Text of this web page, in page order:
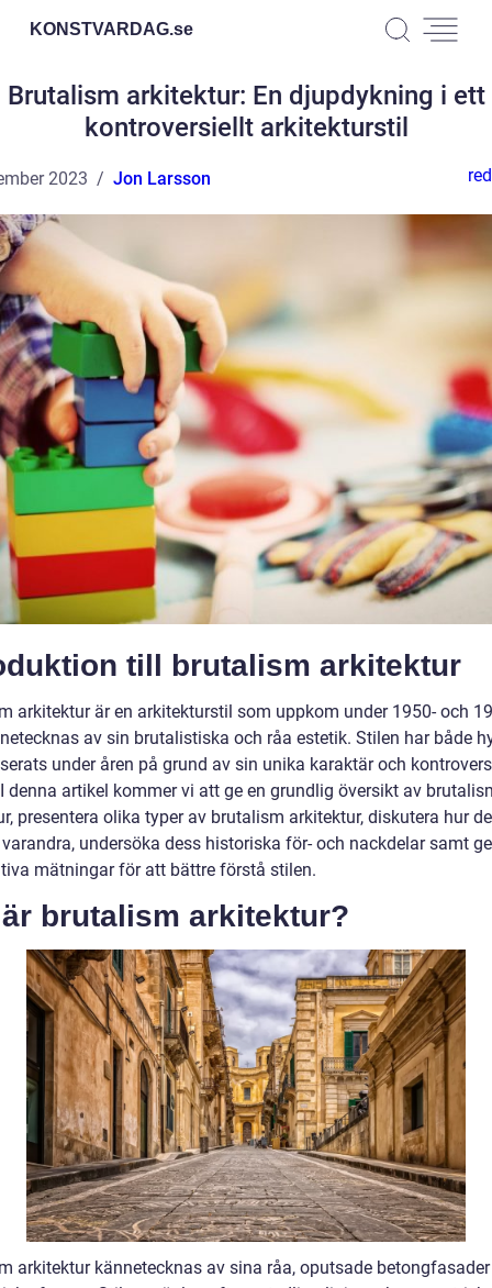
KONSTVARDAG.se
Brutalism arkitektur: En djupdykning i ett
kontroversiellt arkitekturstil
2023 Jon Larsson
till brutalism arkitektur
arkitektur är en arkitekturstil som uppkom under 1950- och
av sin brutalistiska och råa estetik. Stilen har både
under åren på grund av sin unika karaktär och
denna artikel kommer vi att ge en grundlig översikt av
presentera olika typer av brutalism arkitektur, diskutera hur
undersöka dess historiska för- och nackdelar samt ge
mätningar för att bättre förstå stilen.
brutalism arkitektur?
arkitektur kännetecknas av sina råa, oputsade